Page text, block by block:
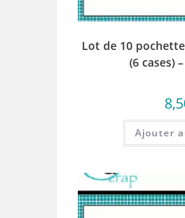
Lot de 10
(6 cases)
Ajouter